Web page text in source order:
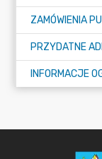
ZAMÓWIENIA
PRZYDATNE
INFORMACJE